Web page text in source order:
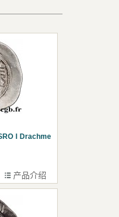
I Drachme
产品介绍